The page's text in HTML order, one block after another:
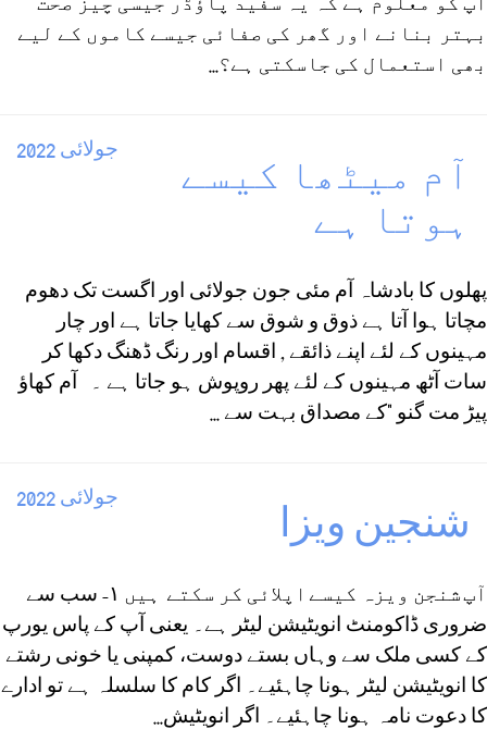
آپ کو معلوم ہے کہ یہ سفید پاؤڈر جیسی چیز صحت
بہتر بنانے اور گھر کی صفائی جیسے کاموں کے لیے
بھی استعمال کی جاسکتی ہے؟...
جولائی 2022
آم میٹھا کیسے
ہوتا ہے
پھلوں کا بادشاہ آم مئی جون جولائی اور اگست تک دھوم
مچاتا ہوا آتا ہے ذوق و شوق سے کھایا جاتا ہے اور چار
مہینوں کے لئے اپنے ذائقے , اقسام اور رنگ ڈھنگ دکھا کر
سات آٹھ مہینوں کے لئے پھر روپوش ہو جاتا ہے ۔ آم کھاؤ
پیڑ مت گنو "کے مصداق بہت سے ...
جولائی 2022
شنجین ویزا
آپ شنجن ویزہ کیسے اپلائی کر سکتے ہیں ۱- سب سے
ضروری ڈاکومنٹ انویٹیشن لیٹر ہے۔ یعنی آپ کے پاس یورپ
کے کسی ملک سے وہاں بستے دوست، کمپنی یا خونی رشتے
کا انویٹیشن لیٹر ہونا چاہئیے۔ اگر کام کا سلسلہ ہے تو ادارے
کا دعوت نامہ ہونا چاہئیے۔ اگر انویٹیش...